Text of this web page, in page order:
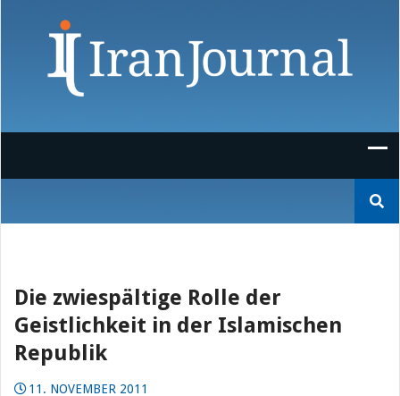
nach:
Die zwiespältige Rolle der
Geistlichkeit in der Islamischen
Republik
11. NOVEMBER 2011